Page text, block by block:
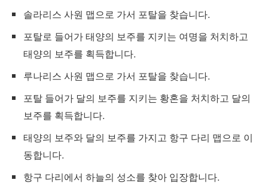
솔라리스 사원 맵으로 가서 포탈을 찾습니다.
포탈로 들어가 태양의 보주를 지키는 여명을 처치하고
태양의 보주를 획득합니다.
루나리스 사원 맵으로 가서 포탈을 찾습니다.
포탈 들어가 달의 보주를 지키는 황혼을 처치하고 달의
보주를 획득합니다.
태양의 보주와 달의 보주를 가지고 항구 다리 맵으로 이
동합니다.
항구 다리에서 하늘의 성소를 찾아 입장합니다.